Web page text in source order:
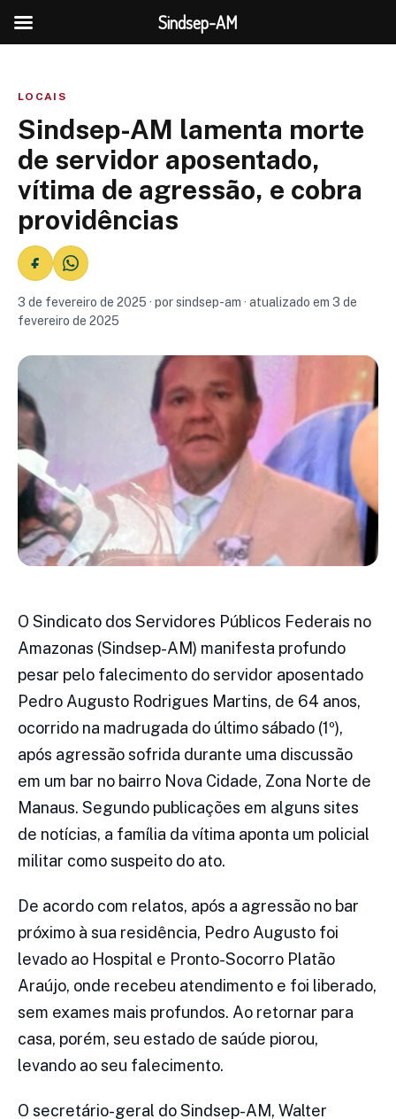
LOCAIS
Sindsep-AM lamenta morte
de servidor aposentado,
vítima de agressão, e cobra
providências
3 de fevereiro de 2025 · por sindsep-am · atualizado em 3 de
fevereiro de 2025
O Sindicato dos Servidores Públicos Federais no
Amazonas (Sindsep-AM) manifesta profundo
pesar pelo falecimento do servidor aposentado
Pedro Augusto Rodrigues Martins, de 64 anos,
ocorrido na madrugada do último sábado (1º),
após agressão sofrida durante uma discussão
em um bar no bairro Nova Cidade, Zona Norte de
Manaus. Segundo publicações em alguns sites
de notícias, a família da vítima aponta um policial
militar como suspeito do ato.
De acordo com relatos, após a agressão no bar
próximo à sua residência, Pedro Augusto foi
levado ao Hospital e Pronto-Socorro Platão
Araújo, onde recebeu atendimento e foi liberado,
sem exames mais profundos. Ao retornar para
casa, porém, seu estado de saúde piorou,
levando ao seu falecimento.
O secretário-geral do Sindsep-AM, Walter
Sindsep-AM